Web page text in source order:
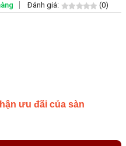
Đánh giá: (0)
ưu đãi của sàn